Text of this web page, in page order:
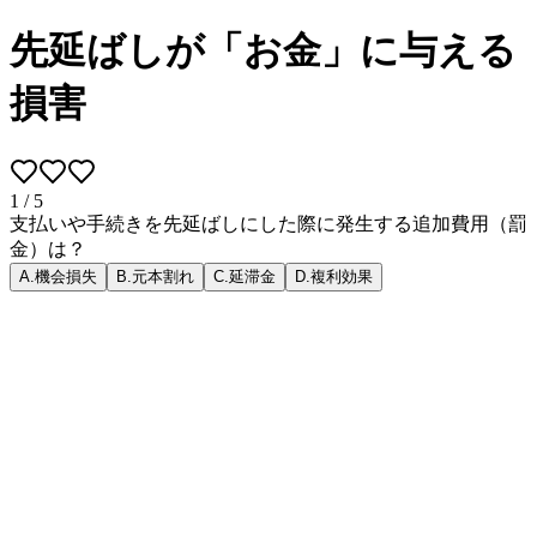
先延ばしが「お金」に与える
損害
1 / 5
支払いや手続きを先延ばしにした際に発生する追加費用（罰
金）は？
A 機会損失 B 元本割れ C 延滞金 D 複利効果